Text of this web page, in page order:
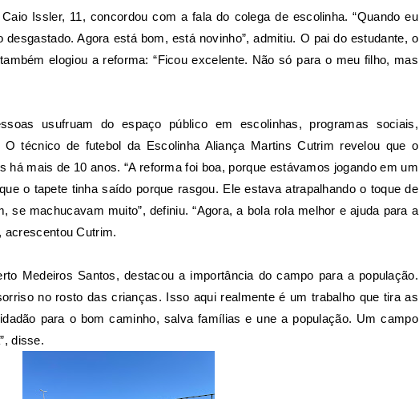
Issler, 11, concordou com a fala do colega de escolinha. “Quando eu
Agora está bom, está novinho”, admitiu. O pai do estudante, o
elogiou a reforma: “Ficou excelente. Não só para o meu filho, mas
usufruam do espaço público em escolinhas, programas sociais,
técnico de futebol da Escolinha Aliança Martins Cutrim revelou que o
há mais de 10 anos. “A reforma foi boa, porque estávamos jogando em um
o tapete tinha saído porque rasgou. Ele estava atrapalhando o toque de
se machucavam muito”, definiu. “Agora, a bola rola melhor e ajuda para a
acrescentou Cutrim.
Medeiros Santos, destacou a importância do campo para a população.
no rosto das crianças. Isso aqui realmente é um trabalho que tira as
para o bom caminho, salva famílias e une a população. Um campo
disse.